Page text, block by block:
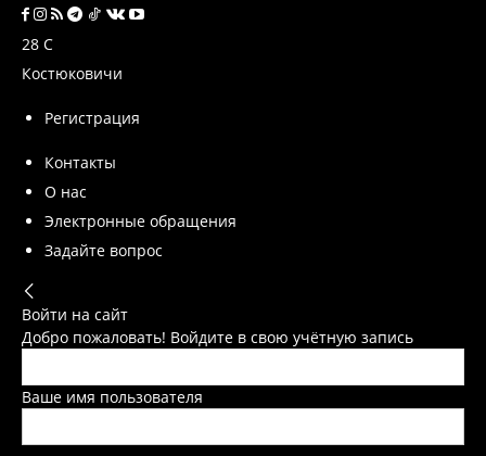
28 C
Костюковичи
Регистрация
Контакты
О нас
Электронные обращения
Задайте вопрос
Войти на сайт
Добро пожаловать! Войдите в свою учётную запись
Ваше имя пользователя